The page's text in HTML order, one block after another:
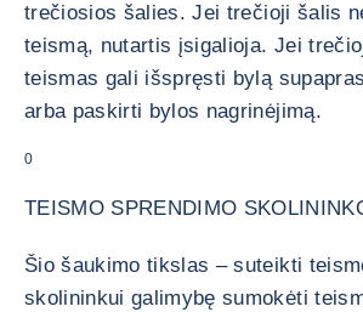
trečiosios šalies. Jei trečioji šalis
teismą, nutartis įsigalioja. Jei
teismas gali išspręsti bylą
arba paskirti bylos nagrinėjimą.
0
TEISMO SPRENDIMO
Šio šaukimo tikslas – suteikti
skolininkui galimybę sumokėti